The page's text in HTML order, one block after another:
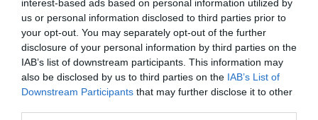
interest-based ads based on personal information utilized by
us or personal information disclosed to third parties prior to
your opt-out. You may separately opt-out of the further
disclosure of your personal information by third parties on the
IAB’s list of downstream participants. This information may
also be disclosed by us to third parties on the IAB’s List of
Downstream Participants that may further disclose it to other
se adaptaron a las nuevas necesidades
relacionadas con el tráfico de datos, y
empezamos a hablar de Megas. En las tarifas ya
nos hablaban de cuántos minutos de llamadas
podríamos hacer, y cuantos Mb de datos nos